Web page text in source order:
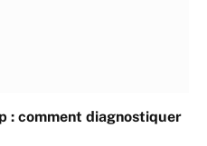
: comment diagnostiquer